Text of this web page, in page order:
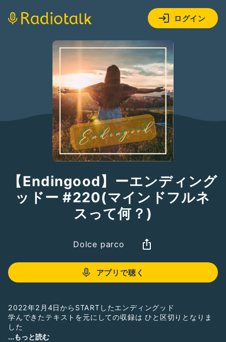
ログイン
【Endingood】ーエンディング
ッドー #220(マインドフルネ
スって何？)
Dolce parco
アプリで聴く
2022年2月4日からSTARTしたエンディングッド
学んできたテキストを元にしての収録は ひと区切りとなりま
した
昨年から
...もっと読む